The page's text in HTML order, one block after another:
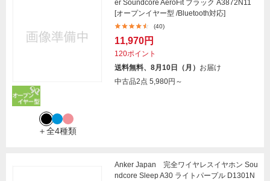
＋全4種類
er Soundcore AeroFit ブラック A3872N11
[オープンイヤー型 /Bluetooth対応]
(40)
11,970円
120ポイント
送料無料、8月10日（月） お届け
中古品2点 5,980円～
Anker Japan 完全ワイヤレスイヤホン Sou
ndcore Sleep A30 ライトパープル D1301N